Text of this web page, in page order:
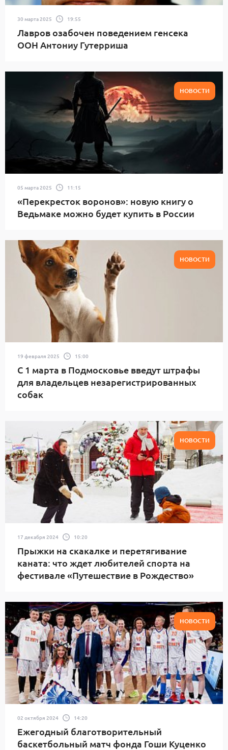
30 марта 2025 19:55
Лавров озабочен поведением генсека
ООН Антониу Гутерриша
НОВОСТИ
05 марта 2025 11:15
«Перекресток воронов»: новую книгу о
Ведьмаке можно будет купить в России
НОВОСТИ
19 февраля 2025 15:00
С 1 марта в Подмосковье введут штрафы
для владельцев незарегистрированных
собак
НОВОСТИ
17 декабря 2024 10:20
Прыжки на скакалке и перетягивание
каната: что ждет любителей спорта на
фестивале «Путешествие в Рождество»
НОВОСТИ
02 октября 2024 14:20
Ежегодный благотворительный
баскетбольный матч фонда Гоши Куценко